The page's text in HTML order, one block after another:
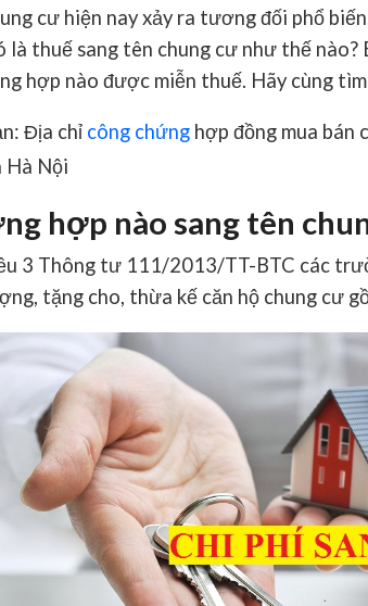
cư hiện nay xảy ra tương đối phổ
là thuế sang tên chung cư như thế nào?
hợp nào được miễn thuế. Hãy cùng
Địa chỉ công chứng hợp đồng mua bán
Hà Nội
hợp nào sang tên
3 Thông tư 111/2013/TT-BTC các
tặng cho, thừa kế căn hộ chung cư